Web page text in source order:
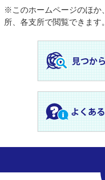
※このホームページのほか
所、各支所で閲覧できます。